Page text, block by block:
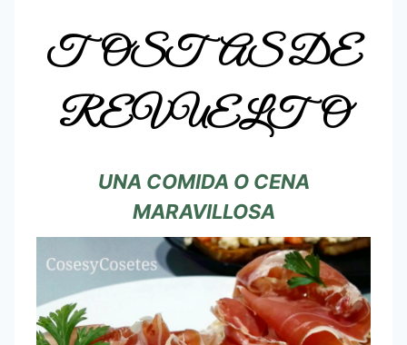
TOSTAS DE
REVUELTO
UNA COMIDA O CENA
MARAVILLOSA